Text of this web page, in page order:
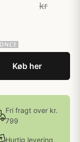
kr
Køb her
Fri fragt over kr.
799
Hurtig levering